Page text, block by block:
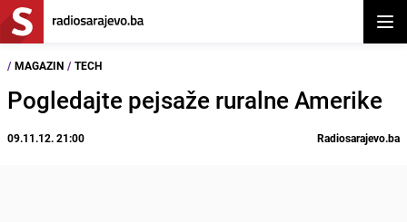
/ MAGAZIN / TECH
Pogledajte pejsaže ruralne Amerike
09.11.12. 21:00 Radiosarajevo.ba